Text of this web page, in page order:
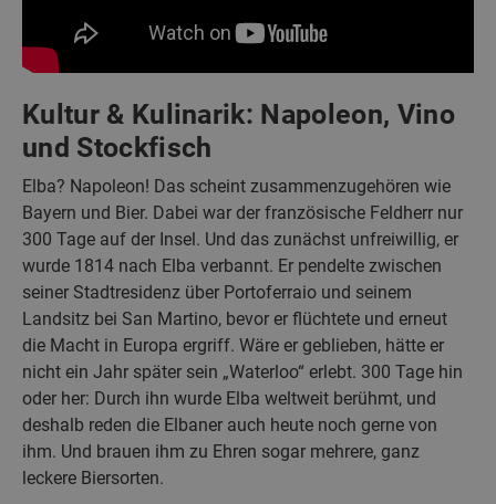
Kultur & Kulinarik: Napoleon, Vino
und Stockfisch
Elba? Napoleon! Das scheint zusammenzugehören wie
Bayern und Bier. Dabei war der französische Feldherr nur
300 Tage auf der Insel. Und das zunächst unfreiwillig, er
wurde 1814 nach Elba verbannt. Er pendelte zwischen
seiner Stadtresidenz über Portoferraio und seinem
Landsitz bei San Martino, bevor er flüchtete und erneut
die Macht in Europa ergriff. Wäre er geblieben, hätte er
nicht ein Jahr später sein „Waterloo“ erlebt. 300 Tage hin
oder her: Durch ihn wurde Elba weltweit berühmt, und
deshalb reden die Elbaner auch heute noch gerne von
ihm. Und brauen ihm zu Ehren sogar mehrere, ganz
leckere Biersorten.